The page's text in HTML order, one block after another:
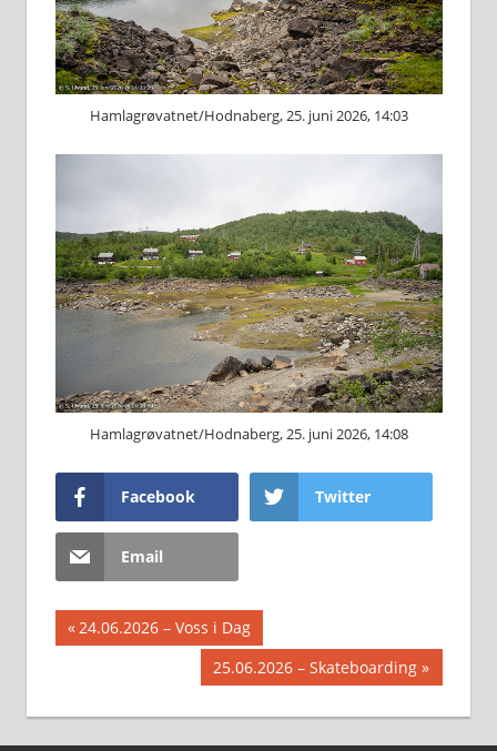
Hamlagrøvatnet/Hodnaberg, 25. juni 2026, 14:03
Hamlagrøvatnet/Hodnaberg, 25. juni 2026, 14:08
Facebook Twitter
Email
Innleggsnavigasjon
Previous
24.06.2026 – Voss i Dag
Next
Post:
25.06.2026 – Skateboarding